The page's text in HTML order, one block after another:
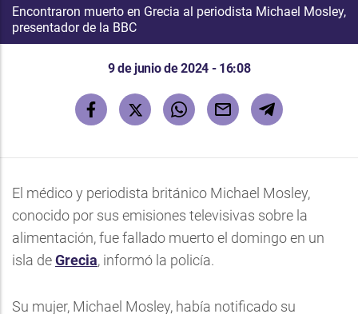
Encontraron muerto en Grecia al periodista Michael Mosley,
presentador de la BBC
9 de junio de 2024 - 16:08
El médico y periodista británico Michael Mosley,
conocido por sus emisiones televisivas sobre la
alimentación, fue fallado muerto el domingo en un
isla deGrecia, informó la policía.
Su mujer, Michael Mosley, había notificado su